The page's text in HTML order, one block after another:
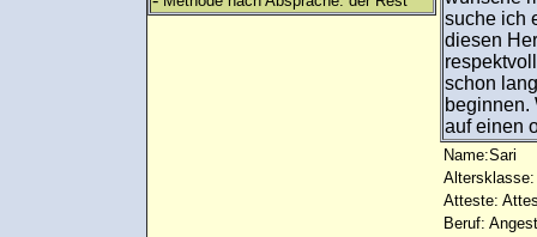
suche ich
diesen
schon
beginnen.
auf einen
Name:Sari
Altersklasse:
Atteste:
Beruf: